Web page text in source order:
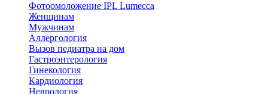
Фотоомоложение IPL Lumecca
Женщинам
Мужчинам
Аллергология
Вызов педиатра на дом
Гастроэнтерология
Гинекология
Кардиология
Неврология